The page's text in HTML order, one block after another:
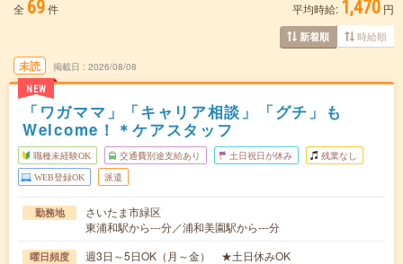
全 69件 平均時給: 1,470 円
新着順 時給順
未読
NEW
掲載日 2026/08/08
「ワガママ」「キャリア相談」「グチ」も
Welcome！＊ケアスタッフ
職種未経験OK 交通費別途支給あり 土日祝日が休み 残業なし
WEB登録OK 派遣
勤務地
さいたま市緑区
東浦和駅から---分／浦和美園駅から---分
曜日頻度 週3日～5日OK（月～金） ★土日休みOK